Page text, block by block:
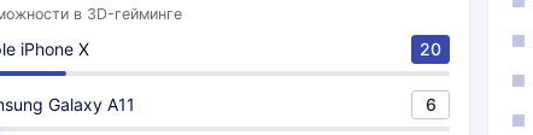
в 3D-гейминге
iPhone X 20
Galaxy A11 6